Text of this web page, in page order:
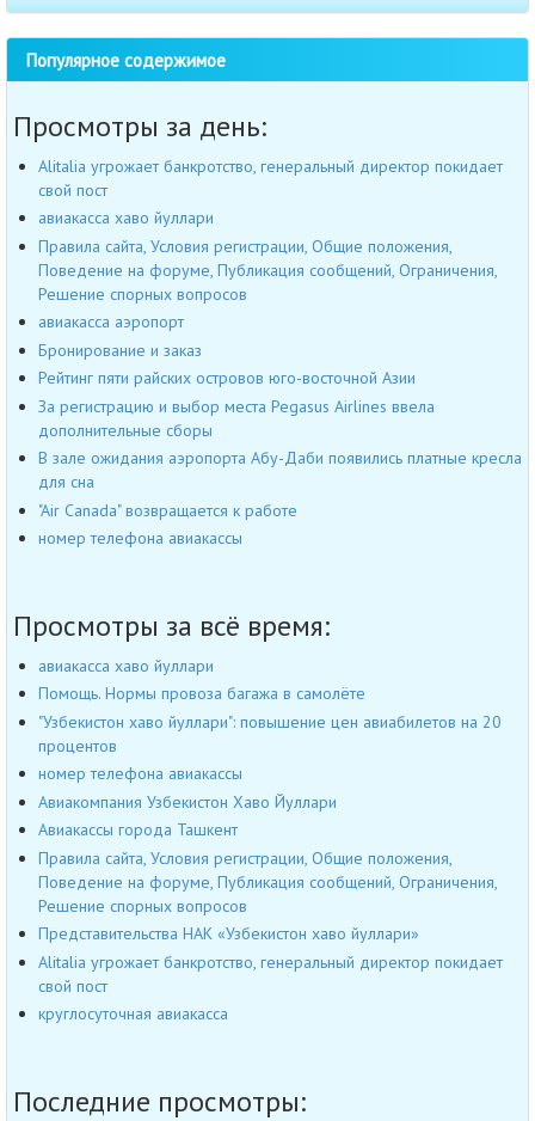
Популярное содержимое
Просмотры за день:
Alitalia угрожает банкротство, генеральный директор покидает
свой пост
авиакасса хаво йуллари
Правила сайта, Условия регистрации, Общие положения,
Поведение на форуме, Публикация сообщений, Ограничения,
Решение спорных вопросов
авиакасса аэропорт
Бронирование и заказ
Рейтинг пяти райских островов юго-восточной Азии
За регистрацию и выбор места Pegasus Airlines ввела
дополнительные сборы
В зале ожидания аэропорта Абу-Даби появились платные кресла
для сна
"Air Canada" возвращается к работе
номер телефона авиакассы
Просмотры за всё время:
авиакасса хаво йуллари
Помощь. Нормы провоза багажа в самолёте
"Узбекистон хаво йуллари": повышение цен авиабилетов на 20
процентов
номер телефона авиакассы
Авиакомпания Узбекистон Хаво Йуллари
Авиакассы города Ташкент
Правила сайта, Условия регистрации, Общие положения,
Поведение на форуме, Публикация сообщений, Ограничения,
Решение спорных вопросов
Представительства НАК «Узбекистон хаво йуллари»
Alitalia угрожает банкротство, генеральный директор покидает
свой пост
круглосуточная авиакасса
Последние просмотры: